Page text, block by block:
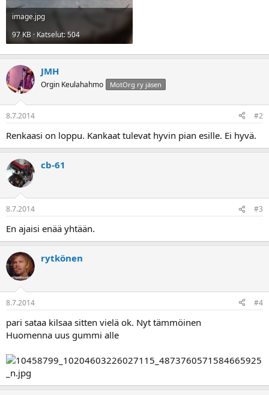
image.jpg
97 KB · Katselut: 504
JMH
Orgin Keulahahmo MotOrg ry jäsen
8.7.2014 #2
Renkaasi on loppu. Kankaat tulevat hyvin pian esille. Ei hyvä.
cb-61
8.7.2014 #3
En ajaisi enää yhtään.
rytkönen
8.7.2014 #4
pari sataa kilsaa sitten vielä ok. Nyt tämmöinen
Huomenna uus gummi alle